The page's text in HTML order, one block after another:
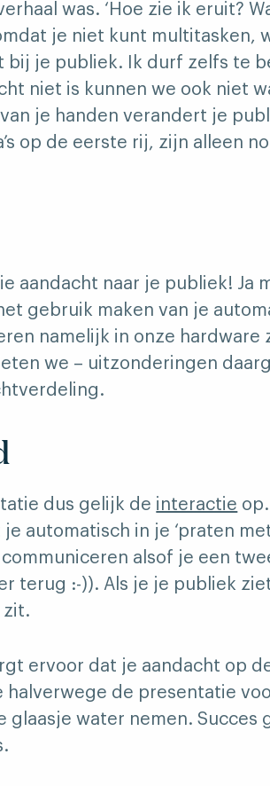
was. ‘Hoe zie ik eruit?
je niet kunt multitasken,
bij je publiek. Ik durf zelfs te
niet is kunnen we ook niet
je handen verandert je
op de eerste rij, zijn alleen
aandacht naar je publiek! Ja
gebruik maken van je
namelijk in onze hardware
we – uitzonderingen
dus gelijk de interactie
automatisch in je ‘praten
alsof je een
terug :-)). Als je je publiek
zit.
ervoor dat je aandacht op
halverwege de presentatie
glaasje water nemen. Succes